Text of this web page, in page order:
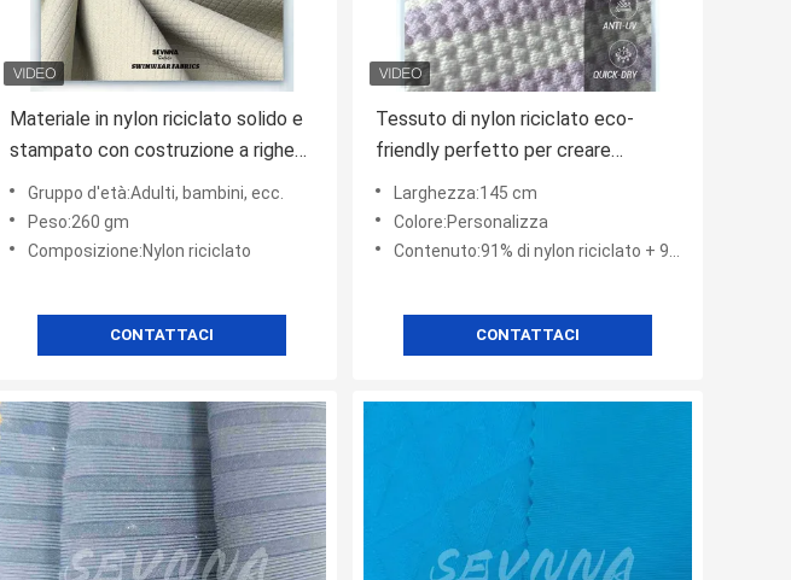
Materiale in nylon riciclato solido e
stampato con costruzione a righe
che offre opzioni di tessuto
ecologico per lo sviluppo tessile
Gruppo d'età:Adulti, bambini, ecc.
Peso:260 gm
Composizione:Nylon riciclato
CONTATTACI
Tessuto di nylon riciclato eco-
friendly perfetto per creare
prodotti tessili di moda e tecnici
sostenibili
Larghezza:145 cm
Colore:Personalizza
Contenuto:91% di nylon riciclato + 9% di spandex
CONTATTACI